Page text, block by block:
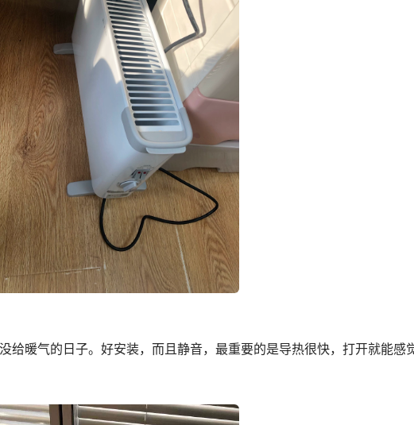
给暖气的日子。好安装，而且静音，最重要的是导热很快，打开就能感